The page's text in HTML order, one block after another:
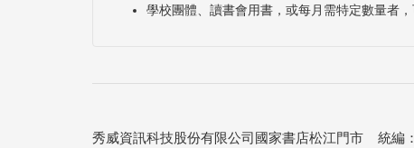
學校團體、讀書會用書，或每月需特定數量者，
秀威資訊科技股份有限公司國家書店松江門市 統編